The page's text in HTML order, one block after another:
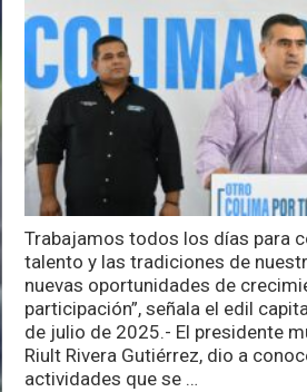
Riult
Rivera,
da
a
conocer
las
diversas
que
se
están
en
esta
Capital
Trabajamos todos los días para
talento y las tradiciones de
nuevas oportunidades de
participación”, señala el edil
de julio de 2025.- El presidente
Riult Rivera Gutiérrez, dio a
actividades que se …